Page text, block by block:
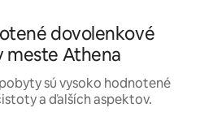
dovolenkové
meste Athena
sú vysoko hodnotené
a ďalších aspektov.